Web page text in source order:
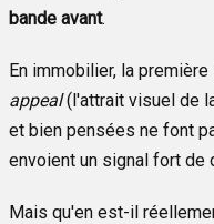
bande avant.
En immobilier, la
appeal(l'attrait visuel de
et bien pensées ne font
envoient un signal fort de
Mais qu'en est-il